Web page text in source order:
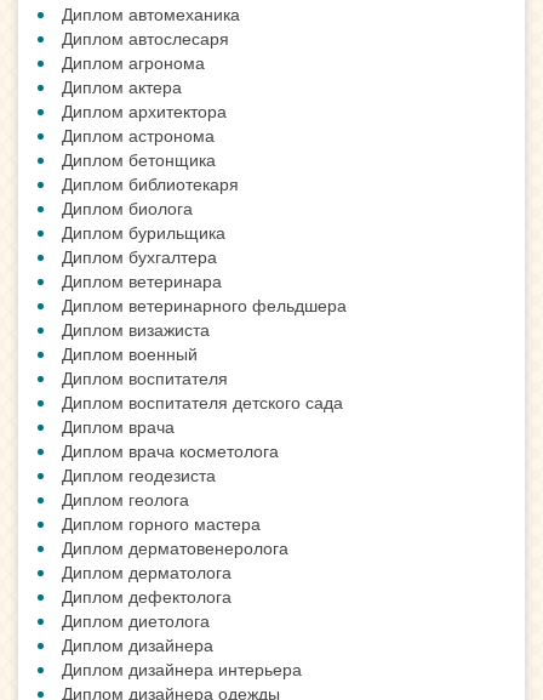
Диплом автомеханика
Диплом автослесаря
Диплом агронома
Диплом актера
Диплом архитектора
Диплом астронома
Диплом бетонщика
Диплом библиотекаря
Диплом биолога
Диплом бурильщика
Диплом бухгалтера
Диплом ветеринара
Диплом ветеринарного фельдшера
Диплом визажиста
Диплом военный
Диплом воспитателя
Диплом воспитателя детского сада
Диплом врача
Диплом врача косметолога
Диплом геодезиста
Диплом геолога
Диплом горного мастера
Диплом дерматовенеролога
Диплом дерматолога
Диплом дефектолога
Диплом диетолога
Диплом дизайнера
Диплом дизайнера интерьера
Диплом дизайнера одежды